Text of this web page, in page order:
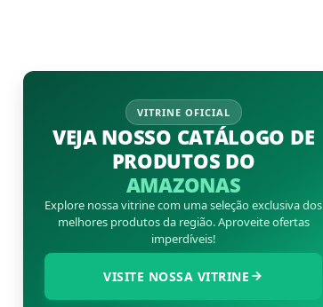
VITRINE OFICIAL
VEJA NOSSO CATÁLOGO DE
PRODUTOS DO
AMAZONAS
Explore nossa vitrine com uma seleção exclusiva dos
melhores produtos da região. Aproveite ofertas
imperdíveis!
VISITE NOSSA VITRINE